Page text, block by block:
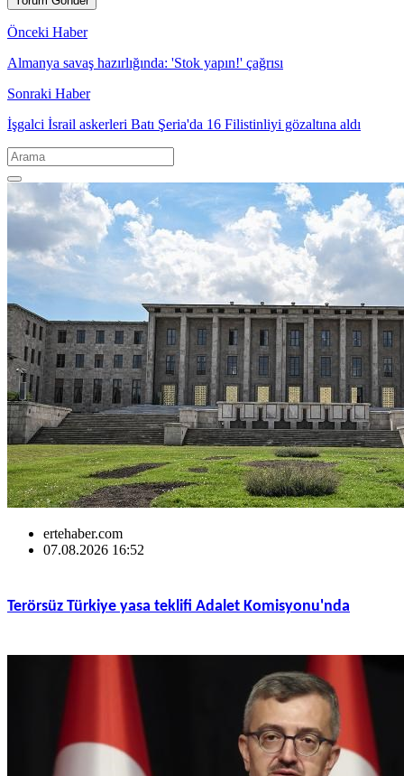
Önceki Haber
Almanya savaş hazırlığında: 'Stok yapın!' çağrısı
Sonraki Haber
İşgalci İsrail askerleri Batı Şeria'da 16 Filistinliyi gözaltına aldı
ertehaber.com
07.08.2026 16:52
Terörsüz Türkiye yasa teklifi Adalet Komisyonu'nda